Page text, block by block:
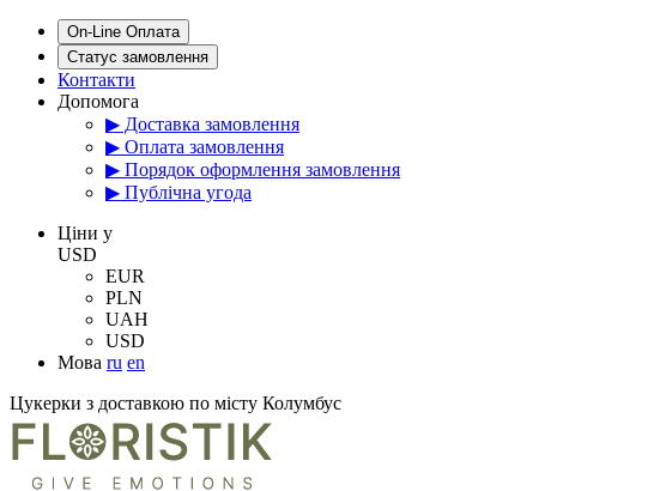
On-Line Оплата
Статус замовлення
Контакти
Допомога
▶ Доставка замовлення
▶ Оплата замовлення
▶ Порядок оформлення замовлення
▶ Публічна угода
Цiни у
USD
EUR
PLN
UAH
USD
Мова ru en
Цукерки з доставкою по місту Колумбус